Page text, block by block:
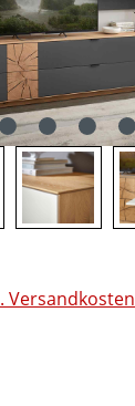
Versandkosten